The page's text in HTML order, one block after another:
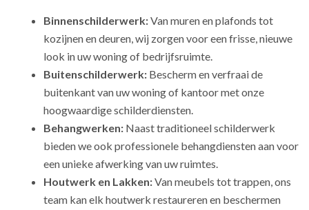
Binnenschilderwerk:Van muren en plafonds tot
kozijnen en deuren, wij zorgen voor een frisse, nieuwe
look in uw woning of bedrijfsruimte.
Buitenschilderwerk: Bescherm en verfraai de
buitenkant van uw woning of kantoor met onze
hoogwaardige schilderdiensten.
Behangwerken: Naast traditioneel schilderwerk
bieden we ook professionele behangdiensten aan voor
een unieke afwerking van uw ruimtes.
Houtwerk en Lakken:Van meubels tot trappen, ons
team kan elk houtwerk restaureren en beschermen